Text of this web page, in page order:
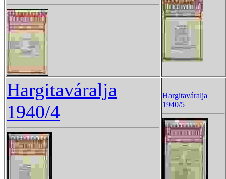
Hargitaváralja
1940/4
Hargitaváralja
1940/5